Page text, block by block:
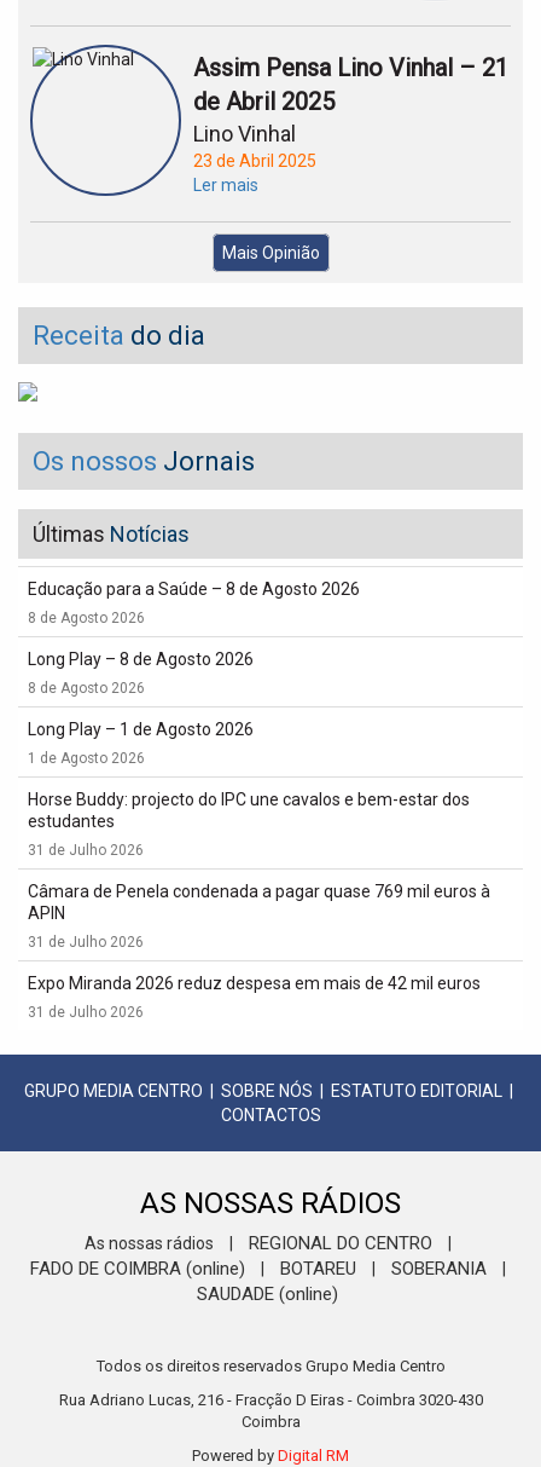
Assim Pensa Lino Vinhal – 21
de Abril 2025
Lino Vinhal
23 de Abril 2025
Ler mais
Mais Opinião
Receita do dia
Os nossos Jornais
Últimas Notícias
Educação para a Saúde – 8 de Agosto 2026
8 de Agosto 2026
Long Play – 8 de Agosto 2026
8 de Agosto 2026
Long Play – 1 de Agosto 2026
1 de Agosto 2026
Horse Buddy: projecto do IPC une cavalos e bem-estar dos
estudantes
31 de Julho 2026
Câmara de Penela condenada a pagar quase 769 mil euros à
APIN
31 de Julho 2026
Expo Miranda 2026 reduz despesa em mais de 42 mil euros
31 de Julho 2026
GRUPO MEDIA CENTRO SOBRE NÓS ESTATUTO EDITORIAL
CONTACTOS
AS NOSSAS RÁDIOS
As nossas rádios REGIONAL DO CENTRO
FADO DE COIMBRA (online) BOTAREU SOBERANIA
SAUDADE (online)
Todos os direitos reservados Grupo Media Centro
Rua Adriano Lucas, 216 - Fracção D Eiras - Coimbra 3020-430
Coimbra
Powered by Digital RM